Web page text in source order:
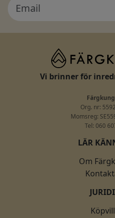
Vi brinner för
Org. nr:
Momsreg:
Tel: 060
LÄR
Om